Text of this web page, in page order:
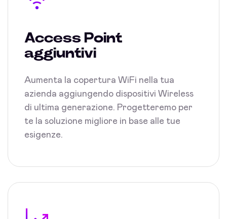
Access Point
aggiuntivi
Aumenta la copertura WiFi nella tua
azienda aggiungendo dispositivi Wireless
di ultima generazione. Progetteremo per
te la soluzione migliore in base alle tue
esigenze.